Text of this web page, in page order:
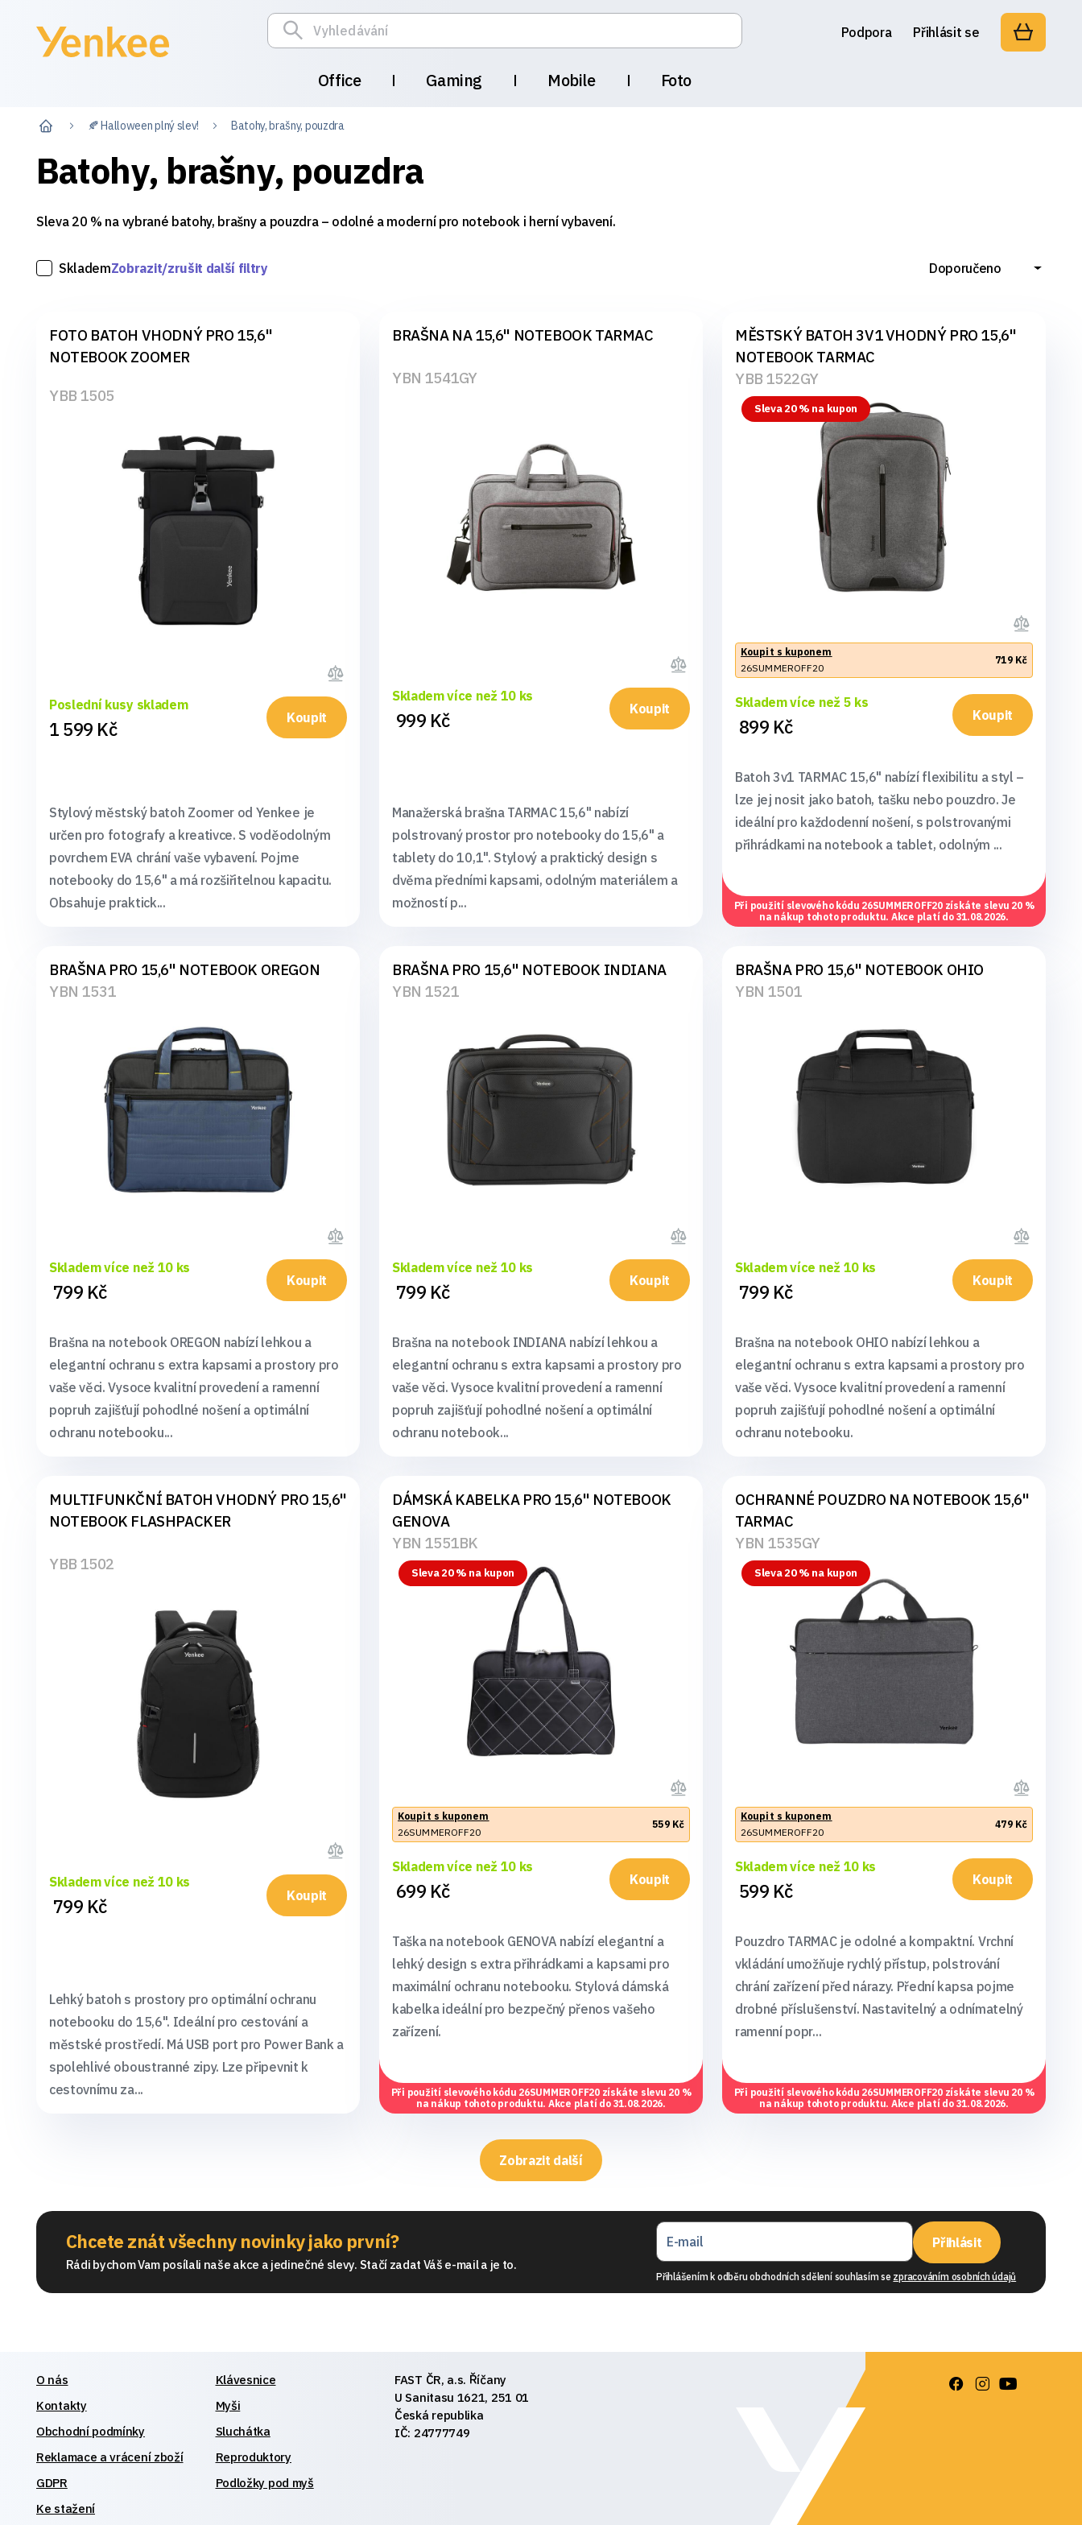
Office Gaming Mobile Foto
Podpora Přihlásit se
🍂 Halloween plný slev! Batohy, brašny, pouzdra
Batohy, brašny, pouzdra
Sleva 20 % na vybrané batohy, brašny a pouzdra – odolné a moderní pro notebook i herní vybavení.
SklademZobrazit/zrušit další filtry Doporučeno
FOTO BATOH VHODNÝ PRO 15,6"
NOTEBOOK ZOOMER
YBB 1505
Poslední kusy skladem
1 599 Kč Koupit
Stylový městský batoh Zoomer od Yenkee je
určen pro fotografy a kreativce. S voděodolným
povrchem EVA chrání vaše vybavení. Pojme
notebooky do 15,6" a má rozšiřitelnou kapacitu.
Obsahuje praktick...
BRAŠNA NA 15,6" NOTEBOOK TARMAC
YBN 1541GY
Skladem více než 10 ks
999 Kč Koupit
Manažerská brašna TARMAC 15,6" nabízí
polstrovaný prostor pro notebooky do 15,6" a
tablety do 10,1". Stylový a praktický design s
dvěma předními kapsami, odolným materiálem a
možností p...
MĚSTSKÝ BATOH 3V1 VHODNÝ PRO 15,6"
NOTEBOOK TARMAC
YBB 1522GY
Sleva 20 % na kupon
Koupit s kuponem
26SUMMEROFF20
719 Kč
Skladem více než 5 ks
899 Kč Koupit
Batoh 3v1 TARMAC 15,6" nabízí flexibilitu a styl –
lze jej nosit jako batoh, tašku nebo pouzdro. Je
ideální pro každodenní nošení, s polstrovanými
přihrádkami na notebook a tablet, odolným ...
Při použití slevového kódu 26SUMMEROFF20 získáte slevu 20 %
na nákup tohoto produktu. Akce platí do 31.08.2026.
BRAŠNA PRO 15,6" NOTEBOOK OREGON
YBN 1531
Skladem více než 10 ks
799 Kč Koupit
Brašna na notebook OREGON nabízí lehkou a
elegantní ochranu s extra kapsami a prostory pro
vaše věci. Vysoce kvalitní provedení a ramenní
popruh zajišťují pohodlné nošení a optimální
ochranu notebooku...
BRAŠNA PRO 15,6" NOTEBOOK INDIANA
YBN 1521
Skladem více než 10 ks
799 Kč Koupit
Brašna na notebook INDIANA nabízí lehkou a
elegantní ochranu s extra kapsami a prostory pro
vaše věci. Vysoce kvalitní provedení a ramenní
popruh zajišťují pohodlné nošení a optimální
ochranu notebook...
BRAŠNA PRO 15,6" NOTEBOOK OHIO
YBN 1501
Skladem více než 10 ks
799 Kč Koupit
Brašna na notebook OHIO nabízí lehkou a
elegantní ochranu s extra kapsami a prostory pro
vaše věci. Vysoce kvalitní provedení a ramenní
popruh zajišťují pohodlné nošení a optimální
ochranu notebooku.
MULTIFUNKČNÍ BATOH VHODNÝ PRO 15,6"
NOTEBOOK FLASHPACKER
YBB 1502
Skladem více než 10 ks
799 Kč Koupit
Lehký batoh s prostory pro optimální ochranu
notebooku do 15,6". Ideální pro cestování a
městské prostředí. Má USB port pro Power Bank a
spolehlivé oboustranné zipy. Lze připevnit k
cestovnímu za...
DÁMSKÁ KABELKA PRO 15,6" NOTEBOOK
GENOVA
YBN 1551BK
Sleva 20 % na kupon
Koupit s kuponem
26SUMMEROFF20
559 Kč
Skladem více než 10 ks
699 Kč Koupit
Taška na notebook GENOVA nabízí elegantní a
lehký design s extra přihrádkami a kapsami pro
maximální ochranu notebooku. Stylová dámská
kabelka ideální pro bezpečný přenos vašeho
zařízení.
Při použití slevového kódu 26SUMMEROFF20 získáte slevu 20 %
na nákup tohoto produktu. Akce platí do 31.08.2026.
OCHRANNÉ POUZDRO NA NOTEBOOK 15,6"
TARMAC
YBN 1535GY
Sleva 20 % na kupon
Koupit s kuponem
26SUMMEROFF20
479 Kč
Skladem více než 10 ks
599 Kč Koupit
Pouzdro TARMAC je odolné a kompaktní. Vrchní
vkládání umožňuje rychlý přístup, polstrování
chrání zařízení před nárazy. Přední kapsa pojme
drobné příslušenství. Nastavitelný a odnímatelný
ramenní popr...
Při použití slevového kódu 26SUMMEROFF20 získáte slevu 20 %
na nákup tohoto produktu. Akce platí do 31.08.2026.
Zobrazit další
Chcete znát všechny novinky jako první?
Rádi bychom Vam posílali naše akce a jedinečné slevy. Stačí zadat Váš e-mail a je to.
Přihlásit
Přihlášením k odběru obchodních sdělení souhlasím se zpracováním osobních údajů
O nás
Kontakty
Obchodní podmínky
Reklamace a vrácení zboží
GDPR
Ke stažení
Klávesnice
Myši
Sluchátka
Reproduktory
Podložky pod myš
FAST ČR, a.s. Říčany
U Sanitasu 1621, 251 01
Česká republika
IČ: 24777749